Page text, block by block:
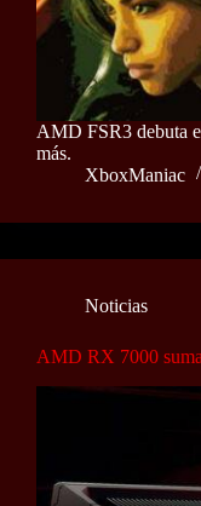
AMD FSR3 debuta
más.
XboxManiac
Noticias
AMD RX 7000